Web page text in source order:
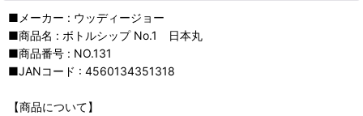
■メーカー : ウッディージョー
■商品名 : ボトルシップ No.1 日本丸
■商品番号 : NO.131
■JANコード : 4560134351318
【商品について】